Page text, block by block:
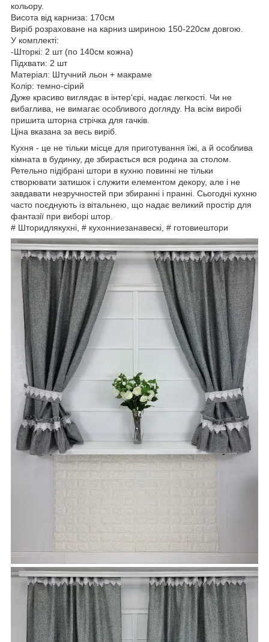
кольору.
Висота від карниза: 170см
Виріб розраховане на карниз шириною 150-220см довгою.
У комплекті:
-Шторкі: 2 шт (по 140см кожна)
Підхвати: 2 шт
Матеріал: Штучний льон + макраме
Колір: темно-сірий
Дуже красиво виглядає в інтер'єрі, надає легкості. Чи не
вибаглива, не вимагає особливого догляду. На всім виробі
пришита шторна стрічка для гачків.
Ціна вказана за весь виріб.
Кухня - це не тільки місце для приготування їжі, а й особлива
кімната в будинку, де збирається вся родина за столом.
Ретельно підібрані штори в кухню повинні не тільки
створювати затишок і служити елементом декору, але і не
завдавати незручностей при збиранні і пранні. Сьогодні кухню
часто поєднують із вітальнею, що надає великий простір для
фантазії при виборі штор.
# Шторидлякухні, # кухонниезанавескі, # готовиештори